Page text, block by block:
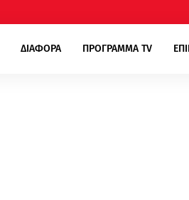
ΔΙΑΦΟΡΑ ΠΡΟΓΡΑΜΜΑ TV